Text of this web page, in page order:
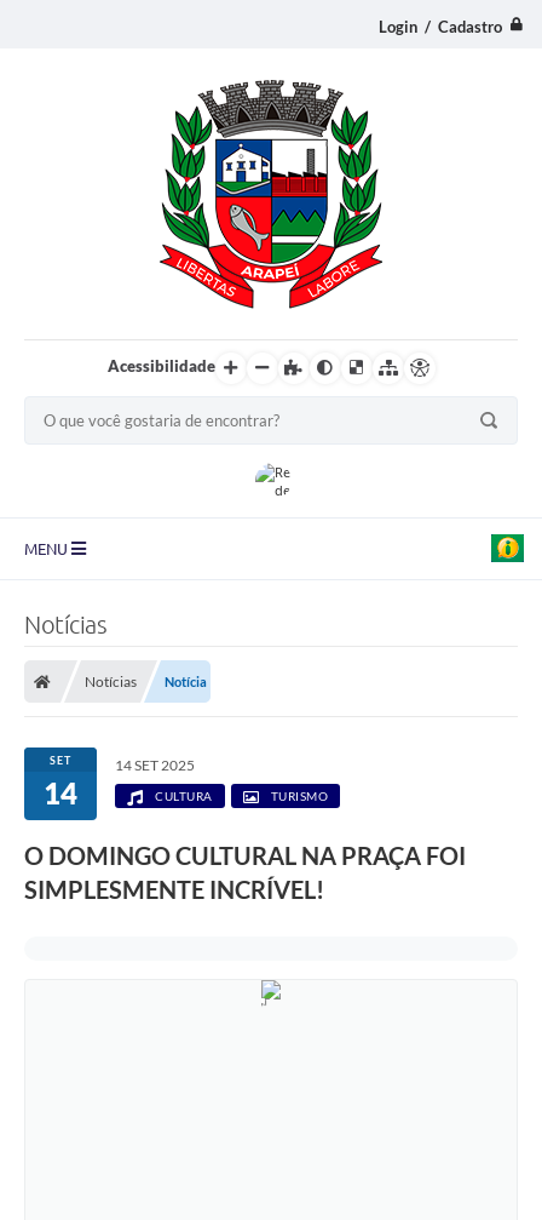
Login / Cadastro
Acessibilidade
MENU
Legislação
Turismo
Editais
Notícias
Notícias Notícia
SET
14
14 SET 2025
CULTURA TURISMO
O DOMINGO CULTURAL NA PRAÇA FOI
SIMPLESMENTE INCRÍVEL!